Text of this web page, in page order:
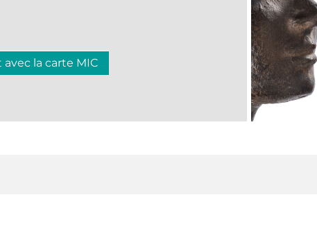
avec la carte MIC